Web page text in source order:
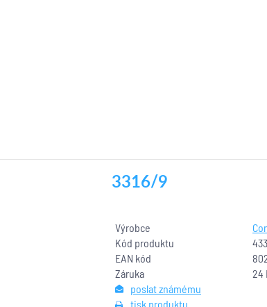
3316/9
Výrobce
Kód produktu
EAN kód
Záruka
24
poslat známému
tisk produktu